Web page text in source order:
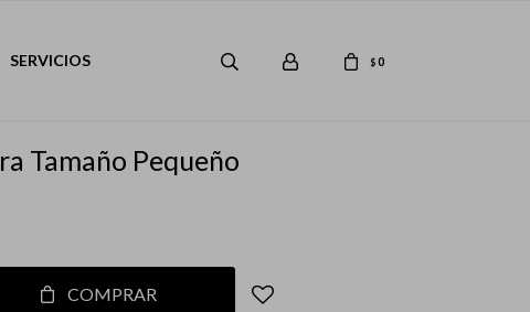
SERVICIOS $0
Tamaño Pequeño
COMPRAR